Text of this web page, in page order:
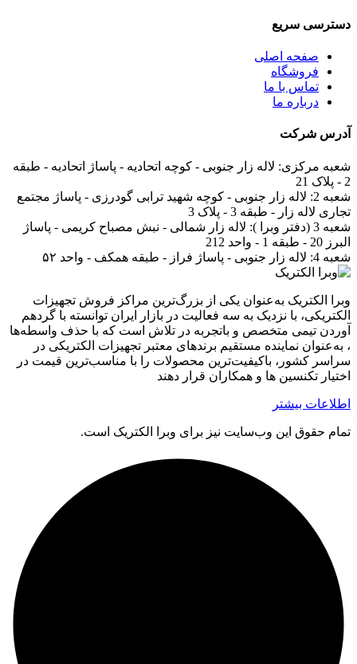
دسترسی سریع
صفحه اصلی
فروشگاه
تماس با ما
درباره ما
آدرس شرکت
شعبه مرکزی: لاله زار جنوبی - کوچه اتحادیه - پاساژ اتحادیه - طبقه
2 - پلاک 21
شعبه 2:
لاله زار جنوبی - کوچه شهید ترابی گودرزی - پاساژ مجتمع
تجاری لاله زار - طبقه 3 - پلاک 3
شعبه 3 (دفتر وبرا ):
لاله زار شمالی - نبش مصباح کریمی - پاساژ
البرز 20 - طبقه 1 - واحد 212
شعبه 4:
لاله زار جنوبی - پاساژ فراز - طبقه همکف - واحد ۵۲
وبرا الکتریک به‌عنوان یکی از بزرگ‌ترین مراکز فروش تجهیزات
الکتریکی، با نزدیک به سه فعالیت در بازار ایران توانسته با گردهم‌
آوردن تیمی متخصص و باتجربه در تلاش است که با حذف واسطه‌ها
، به‌عنوان نماینده مستقیم برندهای معتبر تجهیزات الکتریکی در
سراسر کشور، باکیفیت‌ترین محصولات را با مناسب‌ترین قیمت در
اختیار تکنسین ها و همکاران قرار دهند
اطلاعات بیشتر
تمام حقوق اين وب‌سايت نیز برای وبرا الکتریک است.